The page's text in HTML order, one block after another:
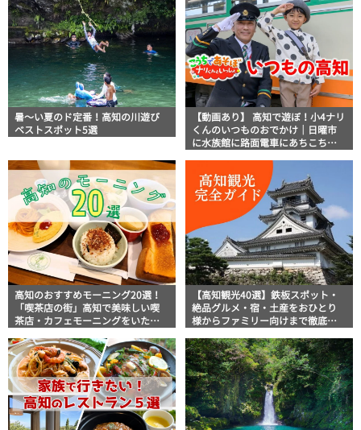
暑～い夏のド定番！高知の川遊び
ベストスポット5選
【動画あり】 高知で遊ぼ！小4ナリ
くんのいつものおでかけ｜日曜市
に水族館に路面電車にあちこち巡
高知のおすすめモーニング20選！
「喫茶店の街」高知で美味しい喫
茶店・カフェモーニングをいただ
【高知観光40選】鉄板スポット・
絶品グルメ・宿・土産をおひとり
様からファミリー向けまで徹底解